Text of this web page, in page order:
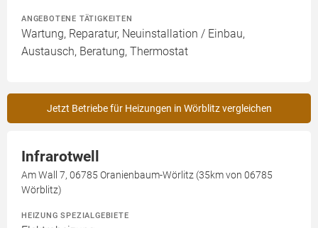
ANGEBOTENE TÄTIGKEITEN
Wartung, Reparatur, Neuinstallation / Einbau,
Austausch, Beratung, Thermostat
Jetzt Betriebe für Heizungen in Wörblitz vergleichen
Infrarotwell
Am Wall 7, 06785 Oranienbaum-Wörlitz (35km von 06785
Wörblitz)
HEIZUNG SPEZIALGEBIETE